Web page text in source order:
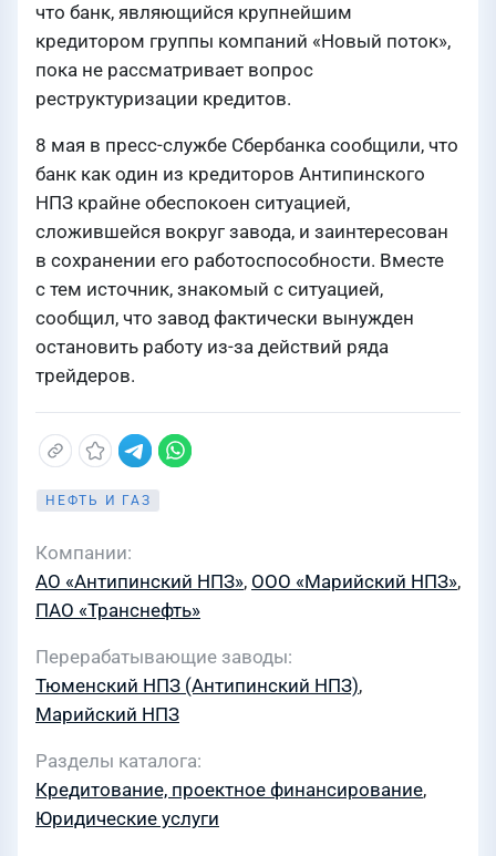
что банк, являющийся крупнейшим
кредитором группы компаний «Новый поток»,
пока не рассматривает вопрос
реструктуризации кредитов.
8 мая в пресс-службе Сбербанка сообщили, что
банк как один из кредиторов Антипинского
НПЗ крайне обеспокоен ситуацией,
сложившейся вокруг завода, и заинтересован
в сохранении его работоспособности. Вместе
с тем источник, знакомый с ситуацией,
сообщил, что завод фактически вынужден
остановить работу из-за действий ряда
трейдеров.
НЕФТЬ И ГАЗ
Компании
АО «Антипинский НПЗ», ООО «Марийский НПЗ»,
ПАО «Транснефть»
Перерабатывающие заводы
Тюменский НПЗ (Антипинский НПЗ),
Марийский НПЗ
Разделы каталога
Кредитование, проектное финансирование,
Юридические услуги